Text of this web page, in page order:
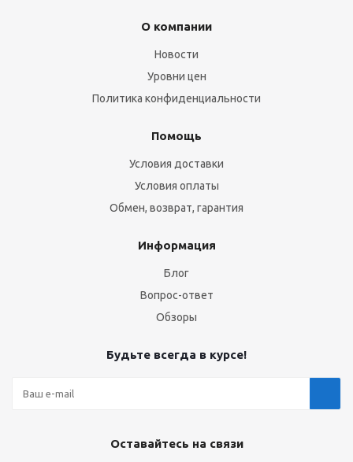
О компании
Новости
Уровни цен
Политика конфиденциальности
Помощь
Условия доставки
Условия оплаты
Обмен, возврат, гарантия
Информация
Блог
Вопрос-ответ
Обзоры
Будьте всегда в курсе!
Оставайтесь на связи